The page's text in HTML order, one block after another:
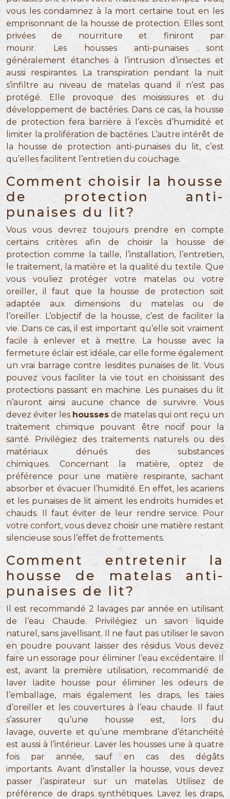
vous les condamnez à la mort certaine tout en les
emprisonnant de la housse de protection. Elles sont
privées de nourriture et finiront par
mourir. Les housses anti-punaises sont
généralement étanches à l’intrusion d’insectes et
aussi respirantes. La transpiration pendant la nuit
s’infiltre au niveau de matelas quand il n’est pas
protégé. Elle provoque des moisissures et du
développement de bactéries. Dans ce cas, la housse
de protection fera barrière à l’excès d’humidité et
limiter la prolifération de bactéries. L’autre intérêt de
la housse de protection anti-punaises du lit, c’est
qu’elles facilitent l’entretien du couchage.
Comment choisir la housse
de protection anti-
punaises du lit?
Vous vous devrez toujours prendre en compte
certains critères afin de choisir la housse de
protection comme la taille, l’installation, l’entretien,
le traitement, la matière et la qualité du textile. Que
vous vouliez protéger votre matelas ou votre
oreiller, il faut que la housse de protection soit
adaptée aux dimensions du matelas ou de
l’oreiller. L’objectif de la housse, c’est de faciliter la
vie. Dans ce cas, il est important qu’elle soit vraiment
facile à enlever et à mettre. La housse avec la
fermeture éclair est idéale, car elle forme également
un vrai barrage contre lesdites punaises de lit. Vous
pouvez vous faciliter la vie tout en choisissant des
protections passant en machine. Les punaises du lit
n’auront ainsi aucune chance de survivre. Vous
devez éviter les housses de matelas qui ont reçu un
traitement chimique pouvant être nocif pour la
santé. Privilégiez des traitements naturels ou des
matériaux dénués des substances
chimiques. Concernant la matière, optez de
préférence pour une matière respirante, sachant
absorber et évacuer l’humidité. En effet, les acariens
et les punaises de lit aiment les endroits humides et
chauds. Il faut éviter de leur rendre service. Pour
votre confort, vous devez choisir une matière restant
silencieuse sous l’effet de frottements.
Comment entretenir la
housse de matelas anti-
punaises de lit?
Il est recommandé 2 lavages par année en utilisant
de l’eau Chaude. Privilégiez un savon liquide
naturel, sans javellisant. Il ne faut pas utiliser le savon
en poudre pouvant laisser des résidus. Vous devez
faire un essorage pour éliminer l’eau excédentaire. Il
est, avant la première utilisation, recommandé de
laver ladite housse pour éliminer les odeurs de
l’emballage, mais également les draps, les taies
d’oreiller et les couvertures à l’eau chaude. Il faut
s’assurer qu’une housse est, lors du
lavage, ouverte et qu’une membrane d’étanchéité
est aussi à l’intérieur. Laver les housses une à quatre
fois par année, sauf en cas des dégâts
importants. Avant d’installer la housse, vous devez
passer l’aspirateur sur un matelas. Utilisez de
préférence de draps synthétiques. Lavez les draps,